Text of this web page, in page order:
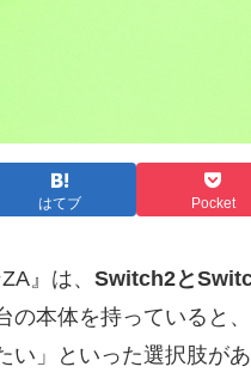
はてブ Pocket
』は、 Switch2と
の本体を持っていると
い」といった選択肢が